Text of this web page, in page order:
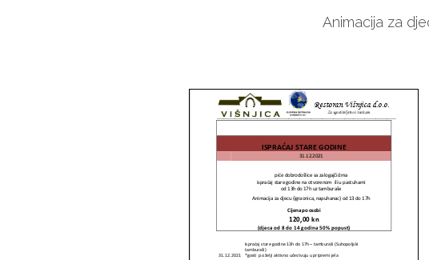
Animacija za